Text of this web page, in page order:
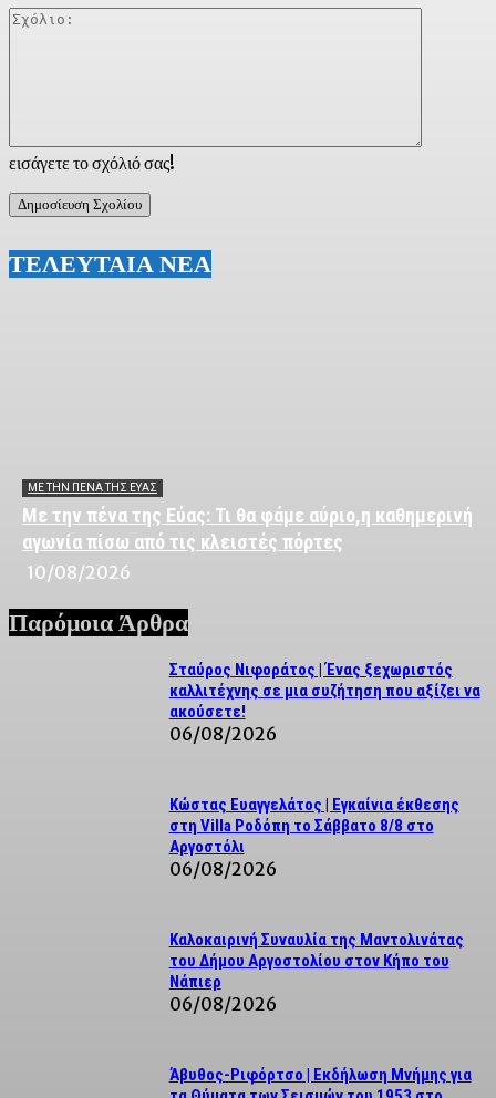
εισάγετε το σχόλιό σας!
ΤΕΛΕΥΤΑΙΑ ΝΕΑ
ΜΕ ΤΗΝ ΠΈΝΑ ΤΗΣ ΕΎΑΣ
Με την πένα της Εύας: Τι θα φάμε αύριο,η καθημερινή
αγωνία πίσω από τις κλειστές πόρτες
10/08/2026
Παρόμοια Άρθρα
Σταύρος Νιφοράτος | Ένας ξεχωριστός
καλλιτέχνης σε μια συζήτηση που αξίζει να
ακούσετε!
06/08/2026
Κώστας Ευαγγελάτος | Εγκαίνια έκθεσης
στη Villa Ροδόπη το Σάββατο 8/8 στο
Αργοστόλι
06/08/2026
Καλοκαιρινή Συναυλία της Μαντολινάτας
του Δήμου Αργοστολίου στον Κήπο του
Νάπιερ
06/08/2026
Άβυθος-Ριφόρτσο | Εκδήλωση Μνήμης για